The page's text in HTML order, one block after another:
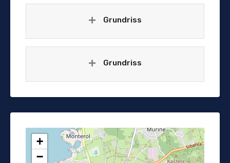
Grundriss
Grundriss
+
−